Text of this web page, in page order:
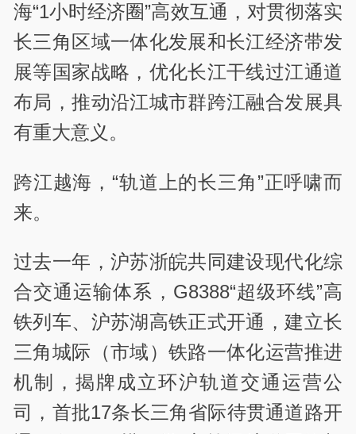
海“1小时经济圈”高效互通，对贯彻落实
长三角区域一体化发展和长江经济带发
展等国家战略，优化长江干线过江通道
布局，推动沿江城市群跨江融合发展具
有重大意义。
跨江越海，“轨道上的长三角”正呼啸而
来。
过去一年，沪苏浙皖共同建设现代化综
合交通运输体系，G8388“超级环线”高
铁列车、沪苏湖高铁正式开通，建立长
三角城际（市域）铁路一体化运营推进
机制，揭牌成立环沪轨道交通运营公
司，首批17条长三角省际待贯通道路开